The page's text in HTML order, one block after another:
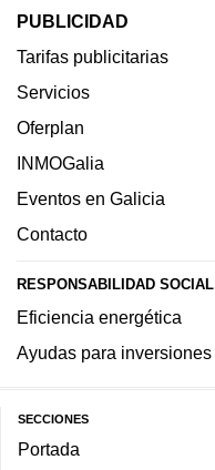
PUBLICIDAD
Tarifas publicitarias
Servicios
Oferplan
INMOGalia
Eventos en Galicia
Contacto
RESPONSABILIDAD SOCIAL
Eficiencia energética
Ayudas para inversiones
SECCIONES
Portada